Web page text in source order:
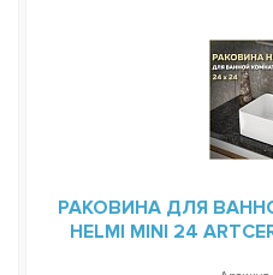
РАКОВИНА ДЛЯ
HELMI MINI 24